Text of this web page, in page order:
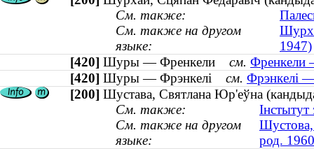
См. также:
См. также на другом
языке:
1947)
[420] Шуры — Френкели см. Френкели
[420] Шуры — Фрэнкелі см. Фрэнкелі
[200] Шустава, Святлана Юр'еўна
См. также:
См. также на другом
языке:
Шустова,
род.